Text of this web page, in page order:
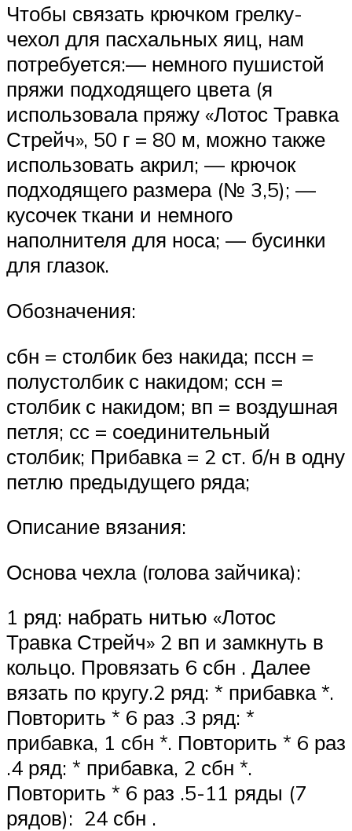
Чтобы связать крючком грелку-
чехол для пасхальных яиц, нам
потребуется:— немного пушистой
пряжи подходящего цвета (я
использовала пряжу «Лотос Травка
Стрейч», 50 г = 80 м, можно также
использовать акрил; — крючок
подходящего размера (№ 3,5); —
кусочек ткани и немного
наполнителя для носа; — бусинки
для глазок.
Обозначения:
сбн = столбик без накида; пссн =
полустолбик с накидом; ссн =
столбик с накидом; вп = воздушная
петля; сс = соединительный
столбик; Прибавка = 2 ст. б/н в одну
петлю предыдущего ряда;
Описание вязания:
Основа чехла (голова зайчика):
1 ряд: набрать нитью «Лотос
Травка Стрейч» 2 вп и замкнуть в
кольцо. Провязать 6 сбн . Далее
вязать по кругу.2 ряд: * прибавка *.
Повторить * 6 раз .3 ряд: *
прибавка, 1 сбн *. Повторить * 6 раз
.4 ряд: * прибавка, 2 сбн *.
Повторить * 6 раз .5-11 ряды (7
рядов): 24 сбн .